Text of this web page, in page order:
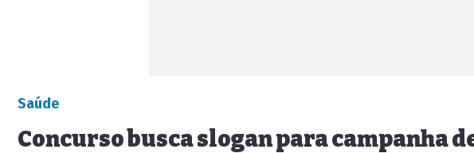
Saúde
Concurso busca slogan para campanha